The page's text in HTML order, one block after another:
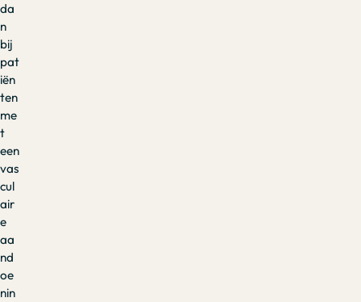
da
n
bij
pat
iën
ten
me
t
een
vas
cul
air
e
aa
nd
oe
nin